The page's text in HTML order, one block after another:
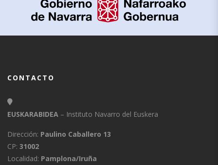
CONTACTO
EUSKARABIDEA – Instituto Navarro del Euskera
Dirección: Paulino Caballero 13
CP: 31002
Localidad: Pamplona/Iruña